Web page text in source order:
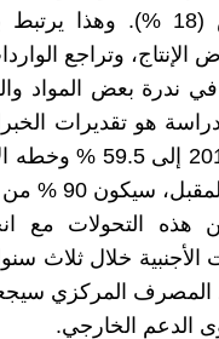
شخص (18 %). وهذا
الإنتاج، وتراجع
في ندرة بعض المواد
هو تقديرات
سيكون 90 % من السوريين فقراء.
هذه التحولات
المصرف المركزي
الدعم الخارجي.